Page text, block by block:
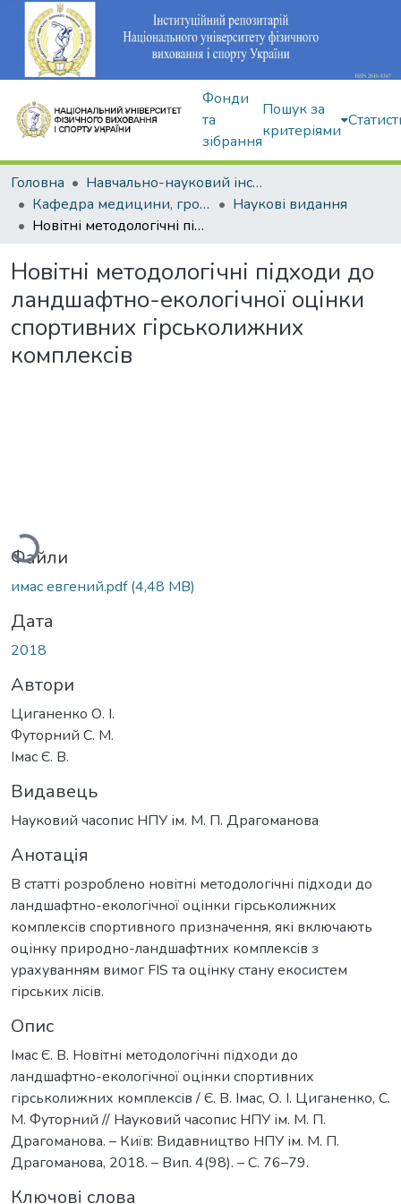
Фонди
та
зібрання
Пошук за
критеріями
Головна
Навчально-науковий інститут здоров'я, реабілітації та фізичного виховання
Кафедра медицини, громадського здоров'я та екології спорту
Наукові видання
Новітні методологічні підходи до ландшафтно-екологічної оцінки спортивних гірськолижних комплексів
Новітні методологічні підходи до
ландшафтно-екологічної оцінки
спортивних гірськолижних
комплексів
Файли
имас евгений.pdf(4,48 MB)
Дата
2018
Автори
Циганенко О. І.
Футорний С. М.
Імас Є. В.
Видавець
Науковий часопис НПУ ім. М. П. Драгоманова
Анотація
В статті розроблено новітні методологічні підходи до
ландшафтно-екологічної оцінки гірськолижних
комплексів спортивного призначення, які включають
оцінку природно-ландшафтних комплексів з
урахуванням вимог FIS та оцінку стану екосистем
гірських лісів.
Опис
Імас Є. В. Новітні методологічні підходи до
ландшафтно-екологічної оцінки спортивних
гірськолижних комплексів / Є. В. Імас, О. І. Циганенко, С.
М. Футорний // Науковий часопис НПУ ім. М. П.
Драгоманова. – Київ: Видавництво НПУ ім. М. П.
Драгоманова, 2018. – Вип. 4(98). – С. 76–79.
Ключові слова